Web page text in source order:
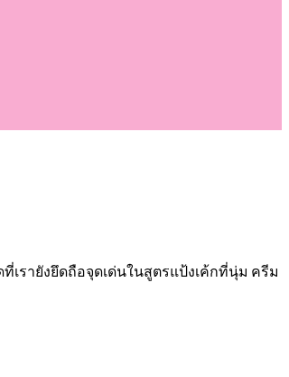
เรายังยึดถือจุดเด่นในสูตรแป้งเค้กที่นุ่ม ครีม